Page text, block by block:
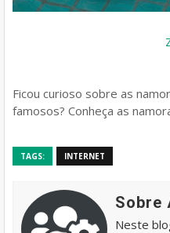
Ficou curioso sobre as
famosos? Conheça as
TAGS: INTERNET
Sobre
Neste